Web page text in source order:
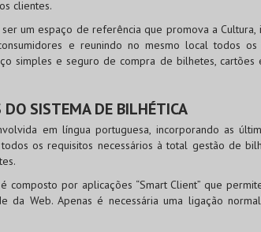
clientes.
um espaço de referência que promova a
e reunindo no mesmo local todos
simples e seguro de compra de bilhetes,
DO SISTEMA DE BILHÉTICA
em língua portuguesa, incorporando as
os requisitos necessários à total gestão de
composto por aplicações “Smart Client” que
da Web. Apenas é necessária uma ligação